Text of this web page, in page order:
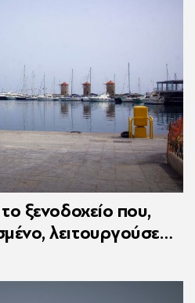
ξενοδοχείο που,
λειτουργούσε
– Συνελήφθη η